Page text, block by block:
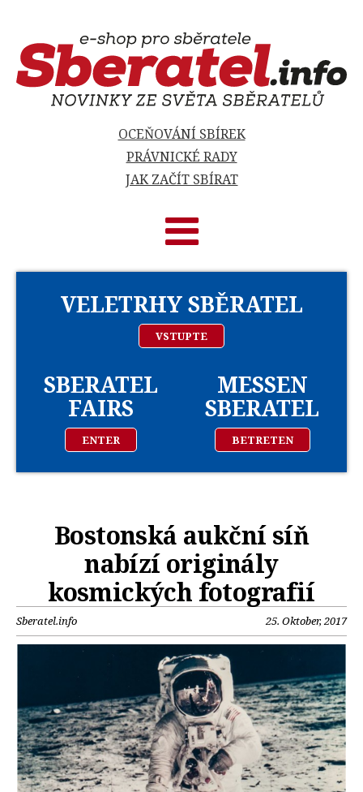
OCEŇOVÁNÍ SBÍREK
PRÁVNICKÉ RADY
JAK ZAČÍT SBÍRAT
VELETRHY SBĚRATEL
VSTUPTE
SBERATEL
FAIRS
ENTER
MESSEN
SBERATEL
BETRETEN
Bostonská aukční síň
nabízí originály
kosmických fotografií
Sberatel.info 25. Oktober, 2017